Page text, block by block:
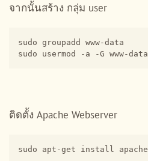
จากนั้นสร้าง กลุ่ม user
sudo groupadd www-data
sudo usermod -a -G www-
ติดตั้ง Apache Webserver
sudo apt-get install